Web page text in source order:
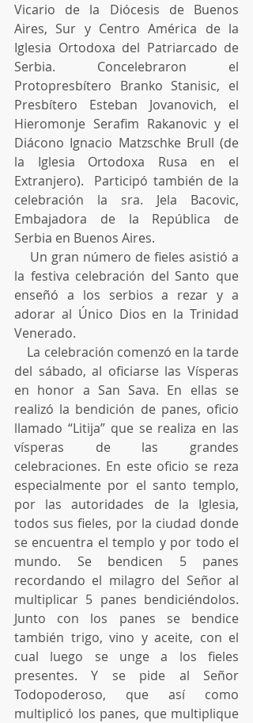
Vicario de la Diócesis de Buenos
Aires, Sur y Centro América de la
Iglesia Ortodoxa del Patriarcado de
Serbia. Concelebraron el
Protopresbítero Branko Stanisic, el
Presbítero Esteban Jovanovich, el
Hieromonje Serafim Rakanovic y el
Diácono Ignacio Matzschke Brull (de
la Iglesia Ortodoxa Rusa en el
Extranjero).  Participó también de la
celebración la sra. Jela Bacovic,
Embajadora de la República de
Serbia en Buenos Aires.
la festiva celebración del Santo que
enseñó a los serbios a rezar y a
adorar al Único Dios en la Trinidad
Venerado.
del sábado, al oficiarse las Vísperas
en honor a San Sava. En ellas se
realizó la bendición de panes, oficio
llamado “Litija” que se realiza en las
vísperas de las grandes
celebraciones. En este oficio se reza
especialmente por el santo templo,
por las autoridades de la Iglesia,
todos sus fieles, por la ciudad donde
se encuentra el templo y por todo el
mundo. Se bendicen 5 panes
recordando el milagro del Señor al
multiplicar 5 panes bendiciéndolos.
Junto con los panes se bendice
también trigo, vino y aceite, con el
cual luego se unge a los fieles
presentes. Y se pide al Señor
Todopoderoso, que así como
multiplicó los panes, que multiplique